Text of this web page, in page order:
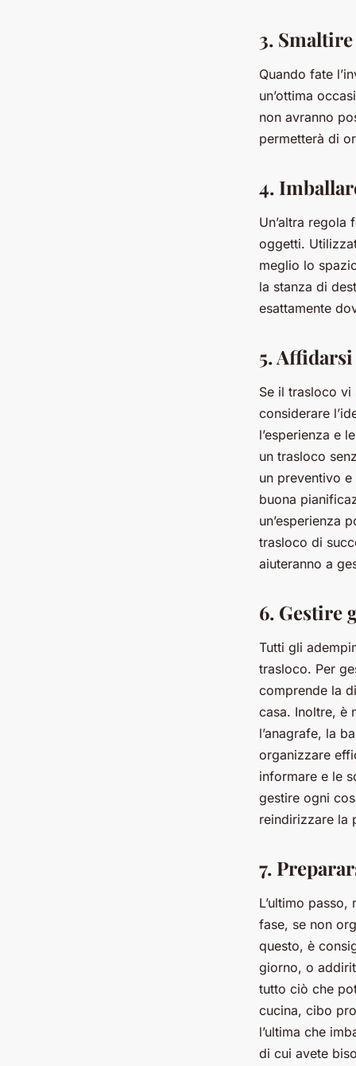
3.
Quando fate
un’ottima
non avranno
permetterà di
4.
Un’altra
oggetti.
meglio lo
la stanza di
esattamente
5.
Se il trasloco vi
considerare
l’esperienza e
un trasloco
un preventivo
buona
un’esperienza
trasloco di
aiuteranno a
6. Gestire
Tutti gli
trasloco. Per
comprende la
casa. Inoltre, è
l’anagrafe, la
organizzare
informare e le
gestire ogni
reindirizzare la
7.
L’ultimo
fase, se non
questo, è
giorno, o
tutto ciò che
cucina, cibo
l’ultima che
di cui avete